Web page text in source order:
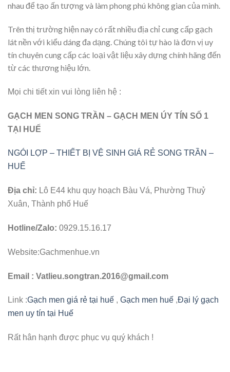
nhau để tạo ấn tượng và làm phong phú không gian của mình.
Trên thị trường hiện nay có rất nhiều địa chỉ cung cấp gạch
lát nền với kiểu dáng đa dạng. Chúng tôi tự hào là đơn vị uy
tín chuyên cung cấp các loại vật liệu xây dựng chính hãng đến
từ các thương hiệu lớn.
Mọi chi tiết xin vui lòng liên hệ :
GẠCH MEN SONG TRẦN – GẠCH MEN ÚY TÍN SỐ 1
TẠI HUẾ
NGÓI LỢP – THIẾT BỊ VỆ SINH GIÁ RẺ SONG TRẦN –
HUẾ
Địa chỉ: Lô E44 khu quy hoạch Bàu Vá, Phường Thuỷ
Xuân, Thành phố Huế
Hotline/Zalo: 0929.15.16.17
Website:Gachmenhue.vn
Email : Vatlieu.songtran.2016@gmail.com
Link :Gạch men giá rẻ tại huế , Gạch men huế ,Đại lý gạch
men uy tín tại Huế
Rất hân hạnh được phục vụ quý khách !